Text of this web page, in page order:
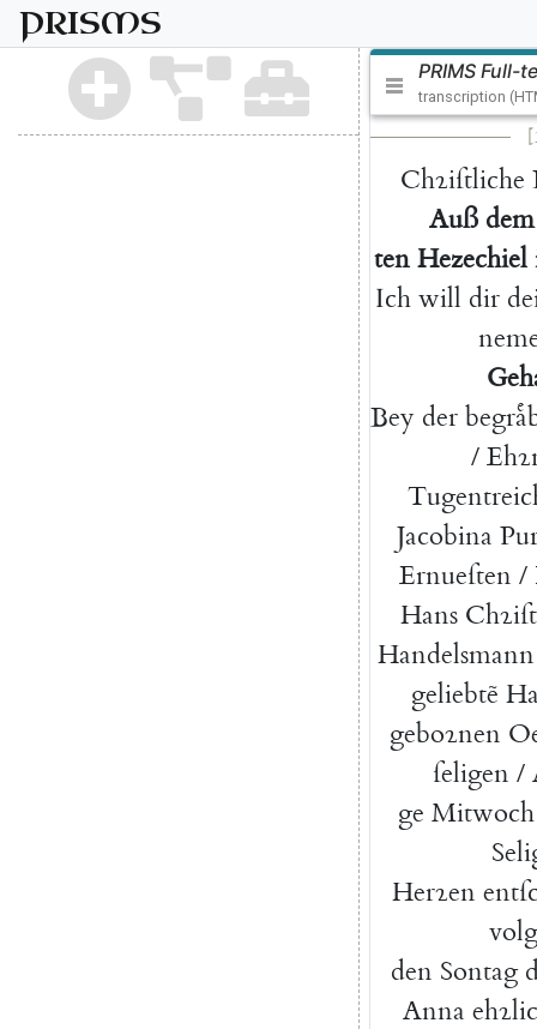
PRISMS
PRIMS Full-
transcription
Chꝛiſtliche
Auß dem
ten Hezechiel
Ich will dir
Bey der
/
Jacobina
Ernueſten /
Hans
Handelsmann
geliebtẽ
geboꝛnen
ſeligen /
ge Mitwoch
Herꝛen
den Sontag
Anna